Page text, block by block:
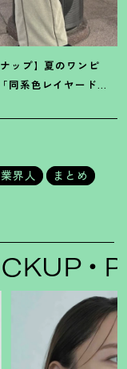
ップ】夏のワンピ
同系色レイヤード」
界人
まとめ